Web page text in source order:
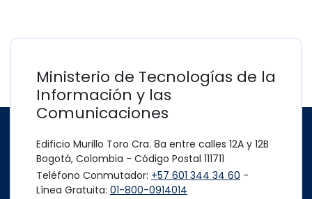
Ministerio de Tecnologías de la
Información y las
Comunicaciones
Edificio Murillo Toro Cra. 8a entre calles 12A y 12B
Bogotá, Colombia - Código Postal 111711
Teléfono Conmutador: +57 601 344 34 60 -
Línea Gratuita: 01-800-0914014